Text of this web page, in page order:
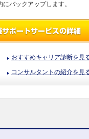
バックアップします。
おすすめキャリア診断を見
コンサルタントの紹介を見